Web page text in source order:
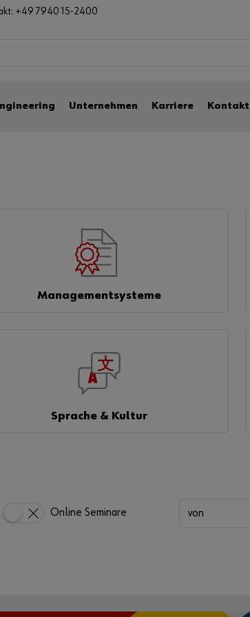
+49 7940 15-2400
Unternehmen Karriere Kontakt
Managementsysteme
Sprache & Kultur
Online Seminare